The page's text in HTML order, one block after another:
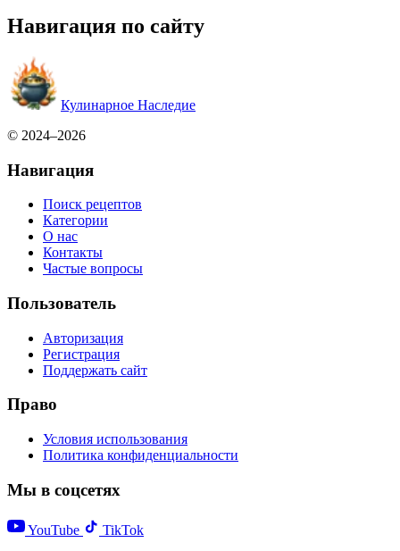
Навигация по сайту
Кулинарное Наследие
© 2024–2026
Навигация
Поиск рецептов
Категории
О нас
Контакты
Частые вопросы
Пользователь
Авторизация
Регистрация
Поддержать сайт
Право
Условия использования
Политика конфиденциальности
Мы в соцсетях
YouTube TikTok